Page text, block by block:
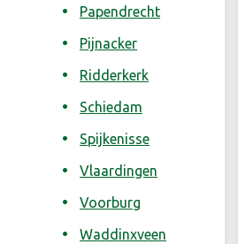
Papendrecht
Pijnacker
Ridderkerk
Schiedam
Spijkenisse
Vlaardingen
Voorburg
Waddinxveen